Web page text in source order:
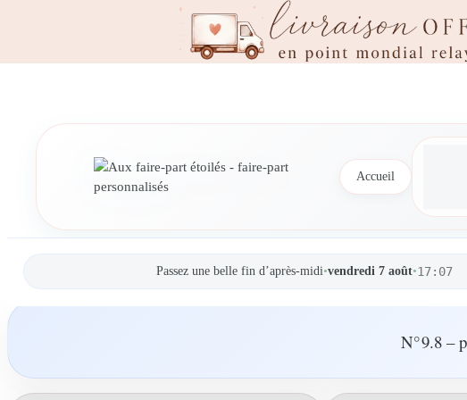
Accueil
Passez une belle fin d’après-midi•vendredi 7 août•17:07